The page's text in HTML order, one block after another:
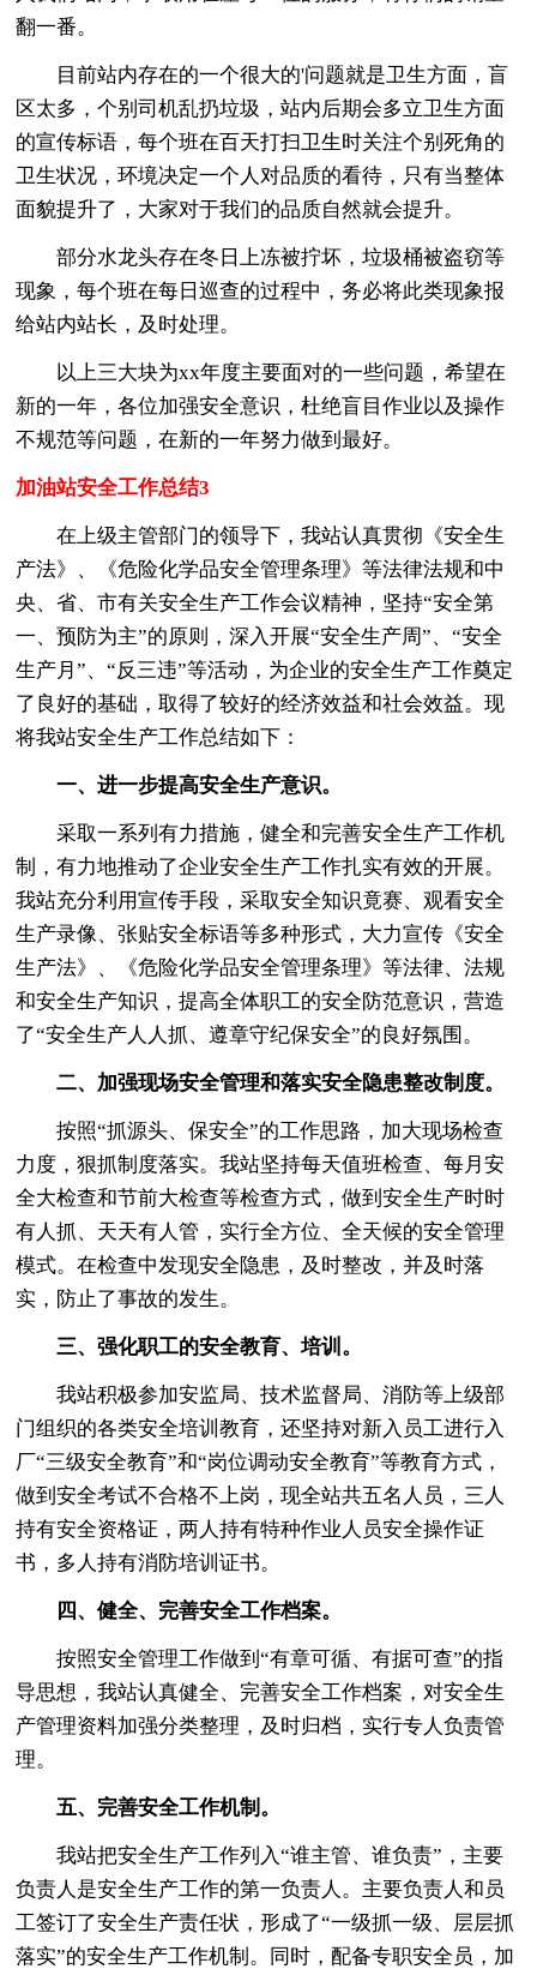
翻一番。
目前站内存在的一个很大的'问题就是卫生方面，盲
区太多，个别司机乱扔垃圾，站内后期会多立卫生方面
的宣传标语，每个班在百天打扫卫生时关注个别死角的
卫生状况，环境决定一个人对品质的看待，只有当整体
面貌提升了，大家对于我们的品质自然就会提升。
部分水龙头存在冬日上冻被拧坏，垃圾桶被盗窃等
现象，每个班在每日巡查的过程中，务必将此类现象报
给站内站长，及时处理。
以上三大块为xx年度主要面对的一些问题，希望在
新的一年，各位加强安全意识，杜绝盲目作业以及操作
不规范等问题，在新的一年努力做到最好。
加油站安全工作总结3
在上级主管部门的领导下，我站认真贯彻《安全生
产法》、《危险化学品安全管理条理》等法律法规和中
央、省、市有关安全生产工作会议精神，坚持“安全第
一、预防为主”的原则，深入开展“安全生产周”、“安全
生产月”、“反三违”等活动，为企业的安全生产工作奠定
了良好的基础，取得了较好的经济效益和社会效益。现
将我站安全生产工作总结如下：
一、进一步提高安全生产意识。
采取一系列有力措施，健全和完善安全生产工作机
制，有力地推动了企业安全生产工作扎实有效的开展。
我站充分利用宣传手段，采取安全知识竟赛、观看安全
生产录像、张贴安全标语等多种形式，大力宣传《安全
生产法》、《危险化学品安全管理条理》等法律、法规
和安全生产知识，提高全体职工的安全防范意识，营造
了“安全生产人人抓、遵章守纪保安全”的良好氛围。
二、加强现场安全管理和落实安全隐患整改制度。
按照“抓源头、保安全”的工作思路，加大现场检查
力度，狠抓制度落实。我站坚持每天值班检查、每月安
全大检查和节前大检查等检查方式，做到安全生产时时
有人抓、天天有人管，实行全方位、全天候的安全管理
模式。在检查中发现安全隐患，及时整改，并及时落
实，防止了事故的发生。
三、强化职工的安全教育、培训。
我站积极参加安监局、技术监督局、消防等上级部
门组织的各类安全培训教育，还坚持对新入员工进行入
厂“三级安全教育”和“岗位调动安全教育”等教育方式，
做到安全考试不合格不上岗，现全站共五名人员，三人
持有安全资格证，两人持有特种作业人员安全操作证
书，多人持有消防培训证书。
四、健全、完善安全工作档案。
按照安全管理工作做到“有章可循、有据可查”的指
导思想，我站认真健全、完善安全工作档案，对安全生
产管理资料加强分类整理，及时归档，实行专人负责管
理。
五、完善安全工作机制。
我站把安全生产工作列入“谁主管、谁负责”，主要
负责人是安全生产工作的第一负责人。主要负责人和员
工签订了安全生产责任状，形成了“一级抓一级、层层抓
落实”的安全生产工作机制。同时，配备专职安全员，加